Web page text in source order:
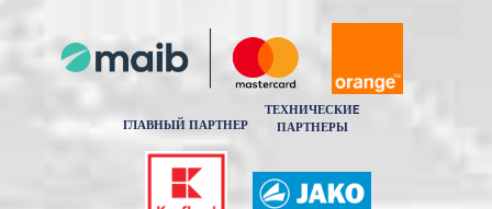
ГЛАВНЫЙ ПАРТНЕР
ТЕХНИЧЕСКИE
ПАРТНЕРЫ